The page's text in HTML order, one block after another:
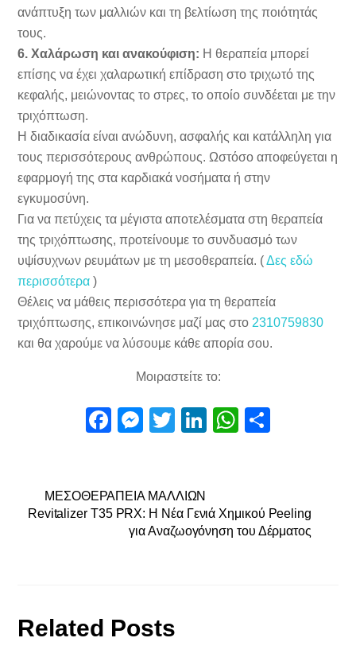
ανάπτυξη των μαλλιών και τη βελτίωση της ποιότητάς
τους.
6. Χαλάρωση και ανακούφιση: Η θεραπεία μπορεί
επίσης να έχει χαλαρωτική επίδραση στο τριχωτό της
κεφαλής, μειώνοντας το στρες, το οποίο συνδέεται με την
τριχόπτωση.
Η διαδικασία είναι ανώδυνη, ασφαλής και κατάλληλη για
τους περισσότερους ανθρώπους. Ωστόσο αποφεύγεται η
εφαρμογή της στα καρδιακά νοσήματα ή στην
εγκυμοσύνη.
Για να πετύχεις τα μέγιστα αποτελέσματα στη θεραπεία
της τριχόπτωσης, προτείνουμε το συνδυασμό των
υψίσυχνων ρευμάτων με τη μεσοθεραπεία. (Δες εδώ
περισσότερα)
Θέλεις να μάθεις περισσότερα για τη θεραπεία
τριχόπτωσης, επικοινώνησε μαζί μας στο 2310759830
και θα χαρούμε να λύσουμε κάθε απορία σου.
Μοιραστείτε το:
F
e
b
o
M
e
n
T
er
Li
dI
n
W
A σ
τε
ΜΕΣΟΘΕΡΑΠΕΙΑ ΜΑΛΛΙΩΝ
Revitalizer T35 PRX: Η Νέα Γενιά Χημικού Peeling
για Αναζωογόνηση του Δέρματος
Related Posts